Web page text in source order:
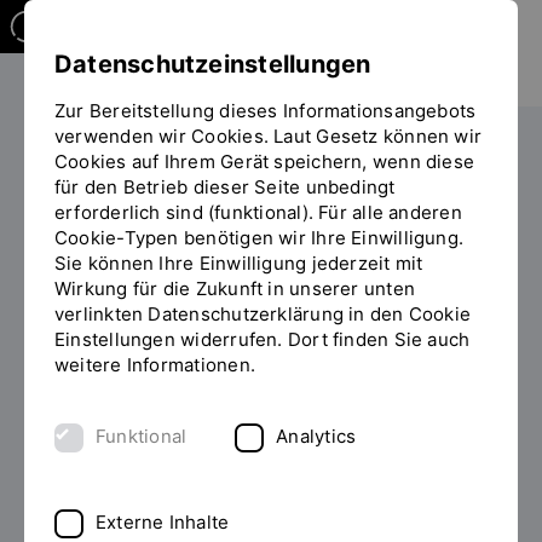
Sie
befinden
sich
auf
der
Seite
"Detailansicht"
Studieren Studiengangübersicht
INHALT
BACHELOR OF ENGINEERING
(B.ENG.)
berufsbegleitend studieren
Ingenieurverständnis über die Disziplinen
Datenschutzeinstellungen
Zur Bereitstellung dieses Informationsangebots
verwenden wir Cookies. Laut Gesetz können wir
Cookies auf Ihrem Gerät speichern, wenn diese
für den Betrieb dieser Seite unbedingt
erforderlich sind (funktional). Für alle anderen
Cookie-Typen benötigen wir Ihre Einwilligung.
Sie können Ihre Einwilligung jederzeit mit
Wirkung für die Zukunft in unserer unten
verlinkten Datenschutzerklärung in den Cookie
Einstellungen widerrufen. Dort finden Sie auch
weitere Informationen.
Funktional Analytics
Externe Inhalte